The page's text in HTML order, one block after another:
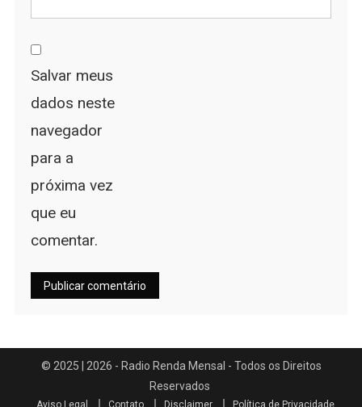
Salvar meus
dados neste
navegador
para a
próxima vez
que eu
comentar.
Aviso Legal Contato Disclaimer Política de Privacidade